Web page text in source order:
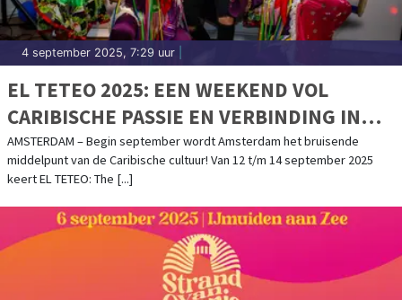
4 september 2025, 7:29 uur
EL TETEO 2025: EEN WEEKEND VOL
CARIBISCHE PASSIE EN VERBINDING IN
AMSTERDAM – 12 T/M 14 SEPTEMBER
AMSTERDAM – Begin september wordt Amsterdam het bruisende
middelpunt van de Caribische cultuur! Van 12 t/m 14 september 2025
keert EL TETEO: The [...]